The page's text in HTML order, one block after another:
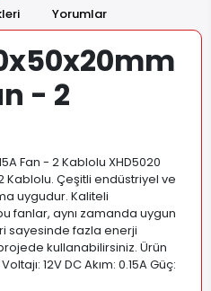
Yorumlar
- 2
Fan - 2 Kablolu XHD5020
Kablolu. Çeşitli endüstriyel ve
uygudur. Kaliteli
fanlar, aynı zamanda uygun
sayesinde fazla enerji
kullanabilirsiniz. Ürün
12V DC Akım: 0.15A Güç: